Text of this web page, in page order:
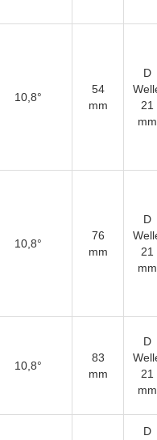
10,8°
54
mm
D
21
mm
10,8°
76
mm
D
21
mm
10,8°
83
mm
D
21
mm
D